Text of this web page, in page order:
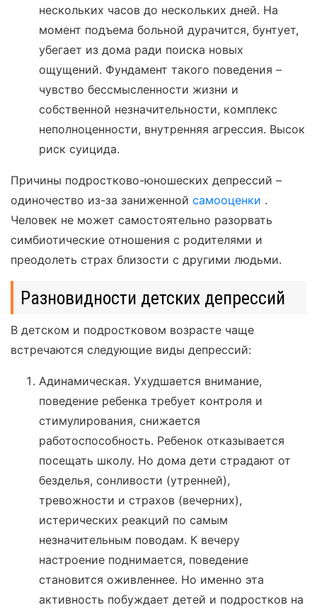
нескольких часов до нескольких дней. На
момент подъема больной дурачится, бунтует,
убегает из дома ради поиска новых
ощущений. Фундамент такого поведения –
чувство бессмысленности жизни и
собственной незначительности, комплекс
неполноценности, внутренняя агрессия. Высок
риск суицида.
Причины подростково-юношеских депрессий –
одиночество из-за заниженной самооценки .
Человек не может самостоятельно разорвать
симбиотические отношения с родителями и
преодолеть страх близости с другими людьми.
Разновидности детских депрессий
В детском и подростковом возрасте чаще
встречаются следующие виды депрессий:
Адинамическая. Ухудшается внимание,
поведение ребенка требует контроля и
стимулирования, снижается
работоспособность. Ребенок отказывается
посещать школу. Но дома дети страдают от
безделья, сонливости (утренней),
тревожности и страхов (вечерних),
истерических реакций по самым
незначительным поводам. К вечеру
настроение поднимается, поведение
становится оживленнее. Но именно эта
активность побуждает детей и подростков на